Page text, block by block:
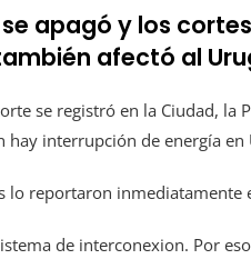
apagó y los
afectó al
se registró en la Ciudad, la
hay interrupción de energía en
reportaron inmediatamente
de interconexion. Por